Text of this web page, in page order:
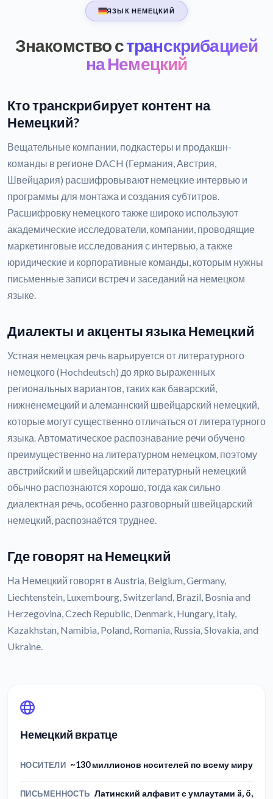
ЯЗЫК НЕМЕЦКИЙ
Знакомство странскрибацией
на Немецкий
Кто транскрибирует контент на
Немецкий?
Вещательные компании, подкастеры и продакшн-
команды в регионе DACH (Германия, Австрия,
Швейцария) расшифровывают немецкие интервью и
программы для монтажа и создания субтитров.
Расшифровку немецкого также широко используют
академические исследователи, компании, проводящие
маркетинговые исследования с интервью, а также
юридические и корпоративные команды, которым нужны
письменные записи встреч и заседаний на немецком
языке.
Диалекты и акценты языка Немецкий
Устная немецкая речь варьируется от литературного
немецкого (Hochdeutsch) до ярко выраженных
региональных вариантов, таких как баварский,
нижненемецкий и алеманнский швейцарский немецкий,
которые могут существенно отличаться от литературного
языка. Автоматическое распознавание речи обучено
преимущественно на литературном немецком, поэтому
австрийский и швейцарский литературный немецкий
обычно распознаются хорошо, тогда как сильно
диалектная речь, особенно разговорный швейцарский
немецкий, распознаётся труднее.
Где говорят на Немецкий
На Немецкий говорят в Austria, Belgium, Germany,
Liechtenstein, Luxembourg, Switzerland, Brazil, Bosnia and
Herzegovina, Czech Republic, Denmark, Hungary, Italy,
Kazakhstan, Namibia, Poland, Romania, Russia, Slovakia, and
Ukraine.
Немецкий вкратце
НОСИТЕЛИ ~130 миллионов носителей по всему миру
ПИСЬМЕННОСТЬ Латинский алфавит с умлаутами ä, ö,